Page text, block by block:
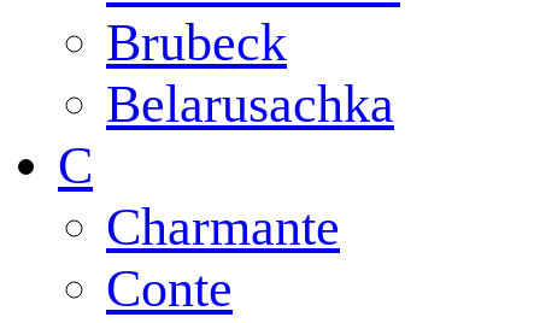
Brubeck
Belarusachka
C
Charmante
Conte